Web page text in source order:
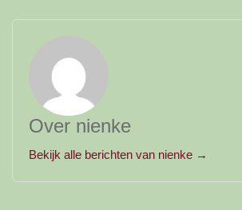
Over nienke
Bekijk alle berichten van nienke →